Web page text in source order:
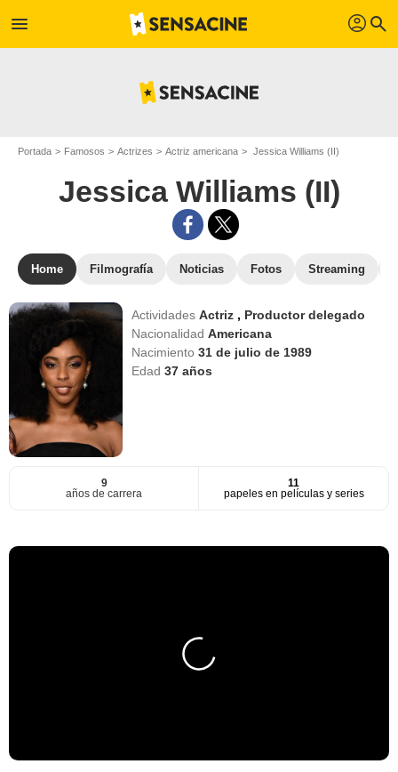
menu profil search
Portada Famosos Actrizes Actriz americana Jessica Williams (II)
Jessica Williams (II)
Home Filmografía Noticias Fotos Streaming
ActividadesActriz , Productor delegado
NacionalidadAmericana
Nacimiento31 de julio de 1989
Edad37 años
9
años de carrera
11
papeles en películas y series